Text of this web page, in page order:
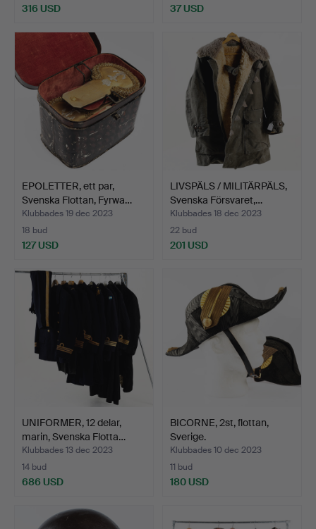
316 USD 37 USD
EPOLETTER, ett par,
Svenska Flottan, Fyrwa…
Klubbades 19 dec 2023
18 bud
127 USD
LIVSPÄLS / MILITÄRPÄLS,
Svenska Försvaret,…
Klubbades 18 dec 2023
22 bud
201 USD
UNIFORMER, 12 delar,
marin, Svenska Flotta…
Klubbades 13 dec 2023
14 bud
686 USD
BICORNE, 2st, flottan,
Sverige.
Klubbades 10 dec 2023
11 bud
180 USD